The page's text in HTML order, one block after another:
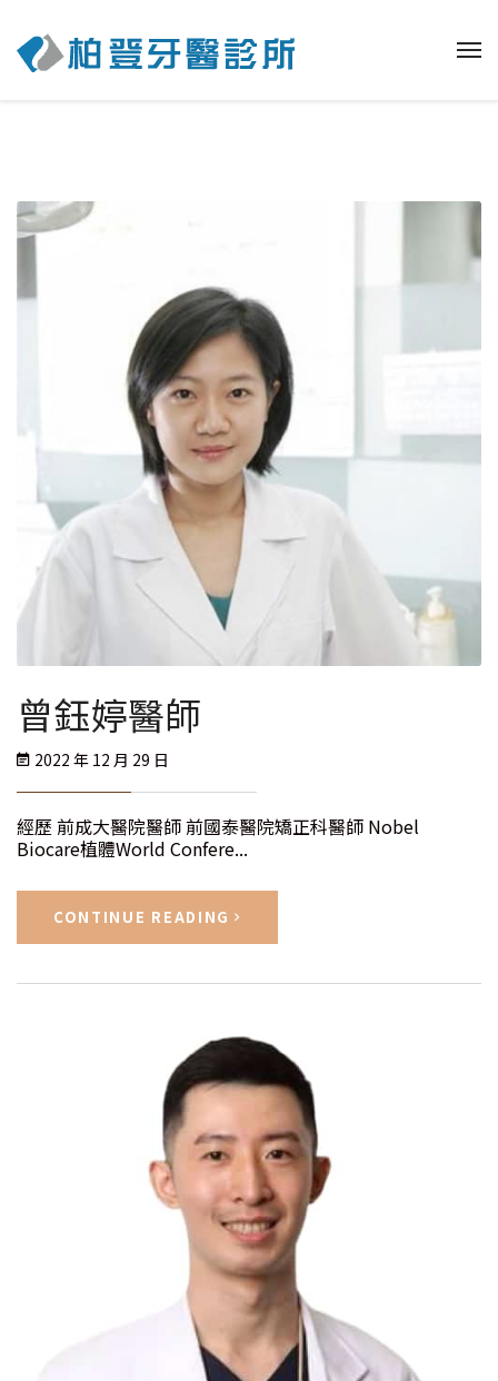
曾鈺婷醫師
2022 年 12 月 29 日
經歷 前成大醫院醫師 前國泰醫院矯正科醫師 Nobel
Biocare植體World Confere...
CONTINUE READING